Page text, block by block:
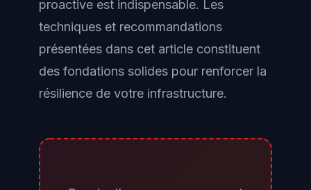
proactive est indispensable. Les
techniques et recommandations
présentées dans cet article constituent
des fondations solides pour renforcer la
résilience de votre infrastructure.